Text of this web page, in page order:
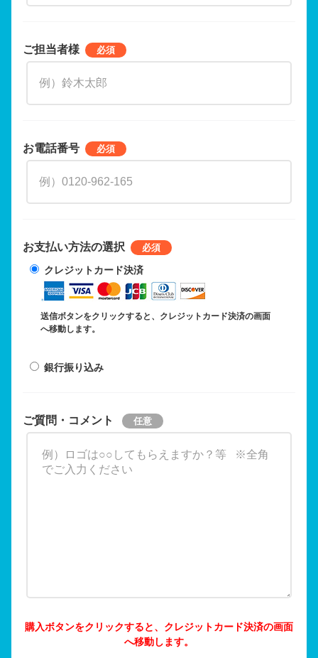
ご担当者様
お電話番号
お支払い方法の選択
クレジットカード決済
送信ボタンをクリックすると、クレジットカード決済の画面
へ移動します。
銀行振り込み
ご質問・コメント
購入ボタンをクリックすると、クレジットカード決済の画面
へ移動します。